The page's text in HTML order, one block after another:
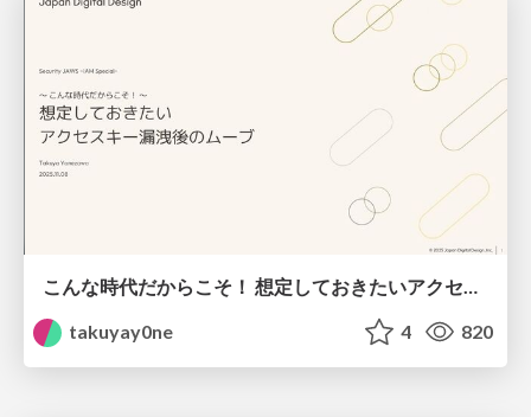
こんな時代だからこそ！ 想定しておきたい アクセスキー漏洩後のムーブ
takuyay0ne
4 820